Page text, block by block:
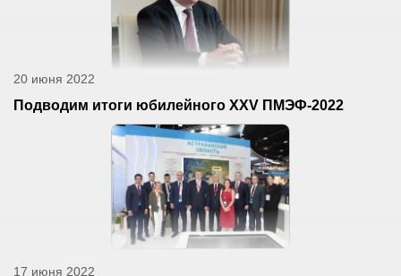
20 июня 2022
Подводим итоги юбилейного XXV ПМЭФ-2022
17 июня 2022